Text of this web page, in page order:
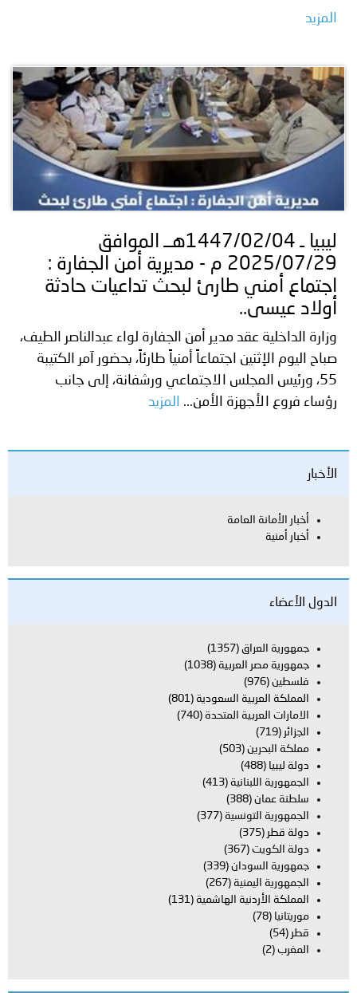
المزيد
ليبيا ـ 1447/02/04هــ الموافق
2025/07/29 م - مديرية أمن الجفارة :
اجتماع أمني طارئ لبحث تداعيات حادثة
أولاد عيسى..
وزارة الداخلية عقد مدير أمن الجفارة لواء عبدالناصر الطيف،
صباح اليوم الإثنين اجتماعاً أمنياً طارئاً، بحضور آمر الكتيبة
55، ورئيس المجلس الاجتماعي ورشفانة، إلى جانب
رؤساء فروع الأجهزة الأمن...
المزيد
الأخبار
أخبار الأمانة العامة
أخبار أمنية
الدول الأعضاء
جمهورية العراق (1357)
جمهورية مصر العربية (1038)
فلسطين (976)
المملكة العربية السعودية (801)
الامارات العربية المتحدة (740)
الجزائر (719)
مملكة البحرين (503)
دولة ليبيا (488)
الجمهورية اللبنانية (413)
سلطنة عمان (388)
الجمهورية التونسية (377)
دولة قطر (375)
دولة الكويت (367)
جمهورية السودان (339)
الجمهورية اليمنية (267)
المملكة الأردنية الهاشمية (131)
موريتانيا (78)
قطر (54)
المغرب (2)